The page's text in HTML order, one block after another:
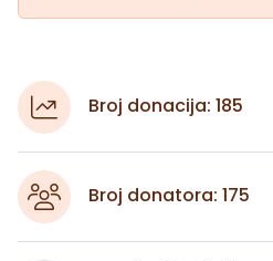
Broj donacija: 185
Broj donatora: 175